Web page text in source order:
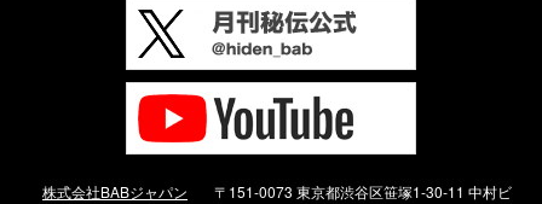
株式会社BABジャパン
〒151-0073 東京都渋谷区笹塚1-30-11 中村ビ